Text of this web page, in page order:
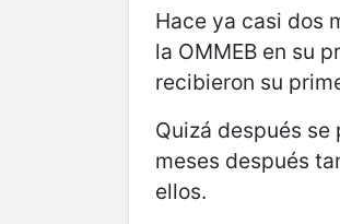
Hace ya casi dos
la OMMEB en su
recibieron su
Quizá después
meses después
ellos.